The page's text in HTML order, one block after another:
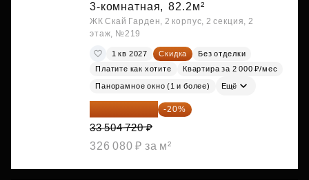
3-комнатная, 82.2м²
ЖК Скай Гарден, 2 корпус, 2 секция, 2
этаж, №219
1 кв 2027 Скидка
Без отделки
Платите как хотите
Квартира за 2 000 ₽/мес
Панорамное окно (1 и более) Ещё
26 803 776 ₽ -20%
33 504 720 ₽
326 080 ₽ за м²